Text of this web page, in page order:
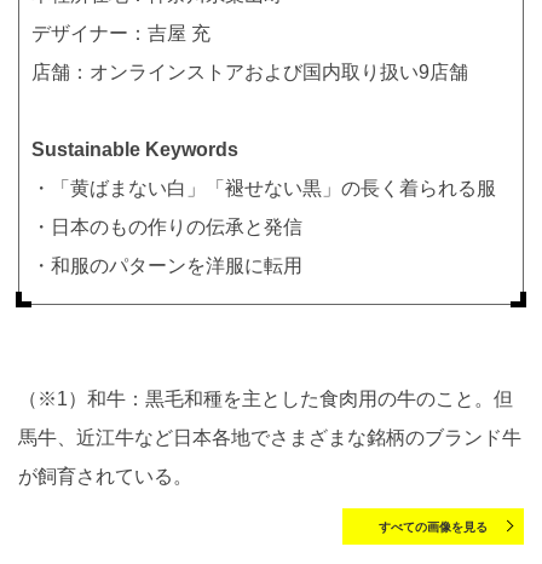
デザイナー：吉屋 充
店舗：オンラインストアおよび国内取り扱い9店舗
Sustainable Keywords
・「黄ばまない白」「褪せない黒」の長く着られる服
・日本のもの作りの伝承と発信
・和服のパターンを洋服に転用
（※1）和牛：黒毛和種を主とした食肉用の牛のこと。但
馬牛、近江牛など日本各地でさまざまな銘柄のブランド牛
が飼育されている。
すべての画像を見る